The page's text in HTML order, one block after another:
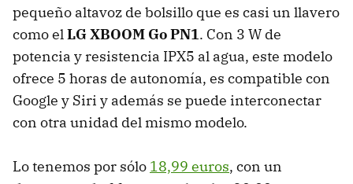
pequeño altavoz de bolsillo que es casi un llavero
como elLG XBOOM Go PN1. Con 3 W de
potencia y resistencia IPX5 al agua, este modelo
ofrece 5 horas de autonomía, es compatible con
Google y Siri y además se puede interconectar
con otra unidad del mismo modelo.
Lo tenemos por sólo 18,99 euros, con un